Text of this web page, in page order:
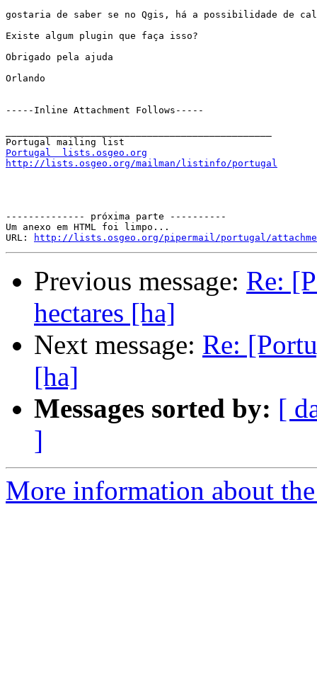
gostaria de saber se no Qgis, há a possibilidade de
Existe algum plugin que faça isso?
Obrigado pela ajuda
Orlando
-----Inline Attachment Follows-----
Portugal  lists.osgeo.org
http://lists.osgeo.org/mailman/listinfo/portugal
-------------- próxima parte ----------
Um anexo em HTML foi limpo...
URL:
http://lists.osgeo.org/pipermail/portugal/
Previous message: Re:
hectares [ha]
Next message: Re:
[ha]
Messages sorted by: [
]
More information about